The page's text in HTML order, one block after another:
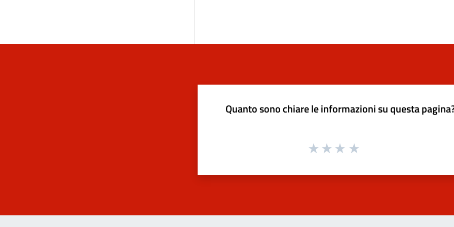
Quanto sono chiare le informazioni su questa